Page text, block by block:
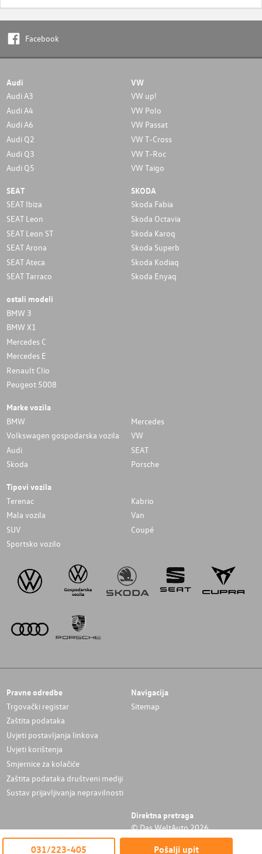
031/223-405 Pošalji upit
Facebook
Audi
Audi A3
Audi A4
Audi A6
Audi Q2
Audi Q3
Audi Q5
VW
VW up!
VW Polo
VW Passat
VW T-Cross
VW T-Roc
VW Taigo
SEAT
SEAT Ibiza
SEAT Leon
SEAT Leon ST
SEAT Arona
SEAT Ateca
SEAT Tarraco
SKODA
Skoda Fabia
Skoda Octavia
Skoda Karoq
Skoda Superb
Skoda Kodiaq
Skoda Enyaq
ostali modeli
BMW 3
BMW X1
Mercedes C
Mercedes E
Renault Clio
Peugeot 5008
Marke vozila
BMW
Mercedes
Volkswagen gospodarska vozila
VW
Audi
SEAT
Skoda
Porsche
Tipovi vozila
Terenac
Kabrio
Mala vozila
Van
SUV
Coupé
Sportsko vozilo
Pravne odredbe
Trgovački registar
Zaštita podataka
Uvjeti postavljanja linkova
Uvjeti korištenja
Smjernice za kolačiće
Zaštita podataka društveni mediji
Sustav prijavljivanja nepravilnosti
Navigacija
Sitemap
Direktna pretraga
© Das WeltAuto 2026